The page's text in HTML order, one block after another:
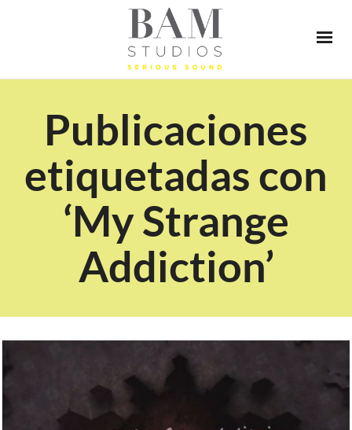
Publicaciones
etiquetadas con
‘My Strange
Addiction’